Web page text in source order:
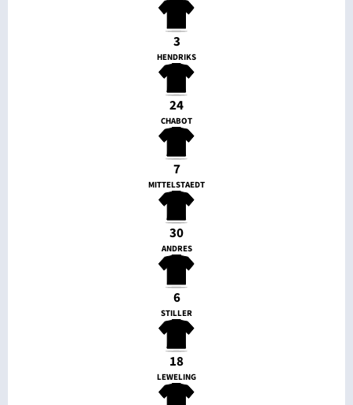
3
HENDRIKS
24
CHABOT
7
MITTELSTAEDT
30
ANDRES
6
STILLER
18
LEWELING